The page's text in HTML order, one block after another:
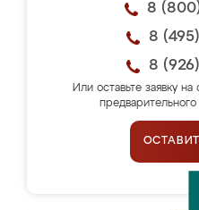
8
8
8
Или оставьте заявку на